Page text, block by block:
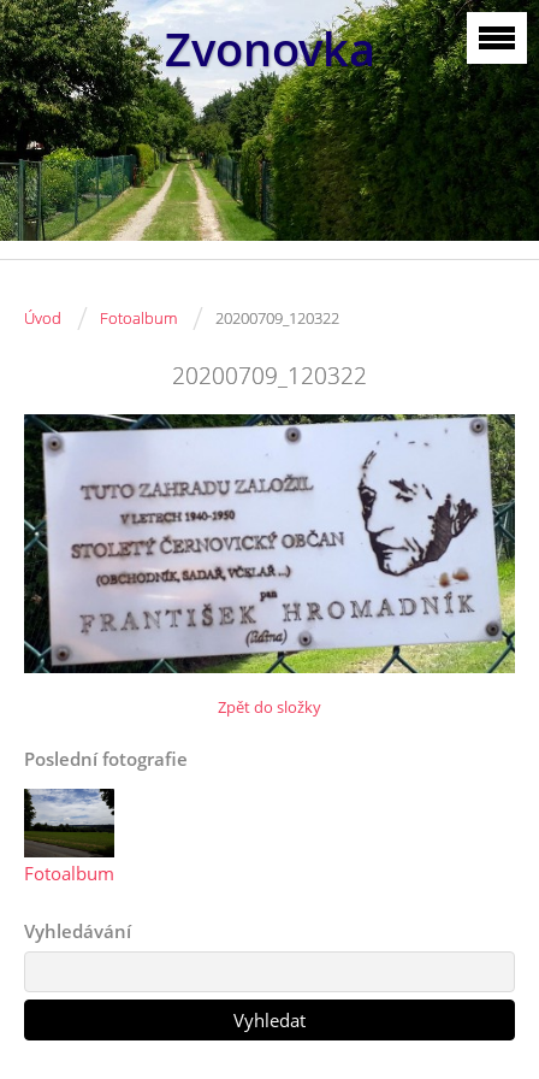
Zvonovka
Úvod / Fotoalbum / 20200709_120322
20200709_120322
Zpět do složky
Poslední fotografie
Fotoalbum
Vyhledávání